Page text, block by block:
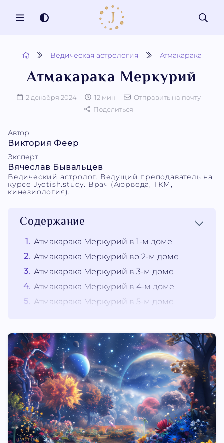
MENU
Ведическая астрология Атмакарака
Атмакарака Меркурий
2 декабря 2024 12 мин
Отправить на почту
Поделиться
Автор
Виктория Феер
Эксперт
Вячеслав Бывальцев
Ведический астролог. Ведущий преподаватель на
курсе Jyotish.study. Врач (Аюрведа, ТКМ,
кинезиология).
Содержание
Атмакарака Меркурий в 1-м доме
Атмакарака Меркурий во 2-м доме
Атмакарака Меркурий в 3-м доме
Атмакарака Меркурий в 4-м доме
Атмакарака Меркурий в 5-м доме